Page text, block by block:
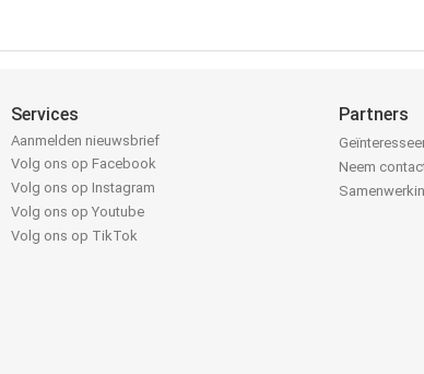
Services
Aanmelden nieuwsbrief
Volg ons op Facebook
Volg ons op Instagram
Volg ons op Youtube
Volg ons op TikTok
Partners
Neem